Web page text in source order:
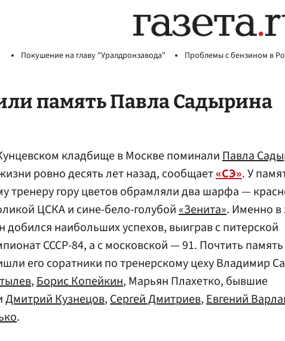
Покушение на главу "Уралдронзавода" Проблемы с бензином в
память Павла Садырина
кладбище в Москве поминалиПавла
ровно десять лет назад, сообщает«СЭ». У
тренеру гору цветов обрамляли два шарфа —
ЦСКА и сине-бело-голубой«Зенита». Именно в
добился наибольших успехов, выиграв с питерской
СССР-84, а с московской — 91. Почтить память
его соратники по тренерскому цеху Владимир
,Борис Копейкин, Марьян Плахетко, бывшие
Дмитрий Кузнецов,Сергей Дмитриев,Евгений
.